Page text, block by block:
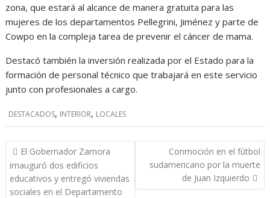
zona, que estará al alcance de manera gratuita para las
mujeres de los departamentos Pellegrini, Jiménez y parte de
Cowpo en la compleja tarea de prevenir el cáncer de mama.
Destacó también la inversión realizada por el Estado para la
formación de personal técnico que trabajará en este servicio
junto con profesionales a cargo.
DESTACADOS, INTERIOR, LOCALES
Navegación
de
entradas
El Gobernador Zamora
imauguró dos edificios
educativos y entregó viviendas
sociales en el Departamento
Conmoción en el fútbol
sudamericano por la muerte
de Juan Izquierdo